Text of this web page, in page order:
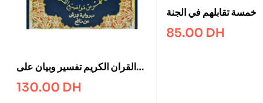
القران الكريم تفسير وبيان على
هامش برواية ورش فليكسي
رباعي
130.00 DH
خمسة تقابلهم في الجنة
85.00 DH